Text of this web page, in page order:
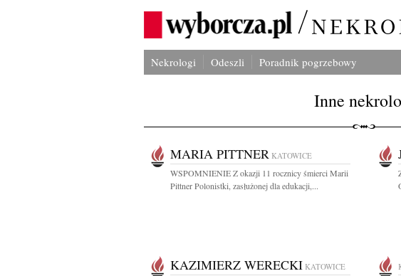
Nekrologi Odeszli Poradnik pogrzebowy
Inne
MARIA PITTNER KATOWICE
WSPOMNIENIE Z okazji 11 rocznicy śmierci Marii
Pittner Polonistki, zasłużonej dla edukacji,...
KAZIMIERZ WERECKI KATOWICE